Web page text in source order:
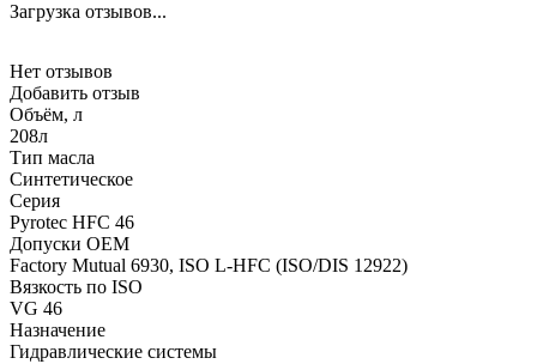
Загрузка отзывов...
Нет отзывов
Добавить отзыв
Объём, л
208л
Тип масла
Синтетическое
Серия
Pyrotec HFC 46
Допуски OEM
Factory Mutual 6930, ISO L-HFC (ISO/DIS 12922)
Вязкость по ISO
VG 46
Назначение
Гидравлические системы